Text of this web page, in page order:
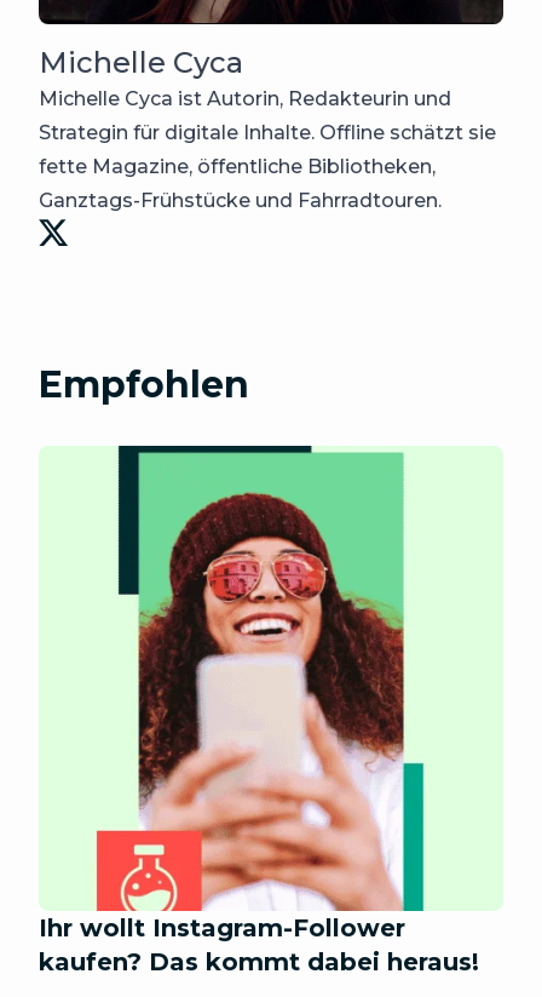
Michelle Cyca
Michelle Cyca ist Autorin, Redakteurin und
Strategin für digitale Inhalte. Offline schätzt sie
fette Magazine, öffentliche Bibliotheken,
Ganztags-Frühstücke und Fahrradtouren.
Empfohlen
Ihr wollt Instagram-Follower
kaufen? Das kommt dabei heraus!